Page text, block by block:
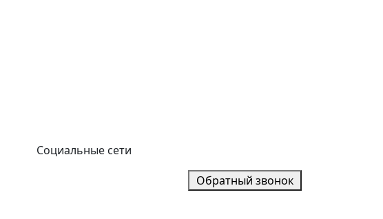
Социальные сети
Обратный звонок